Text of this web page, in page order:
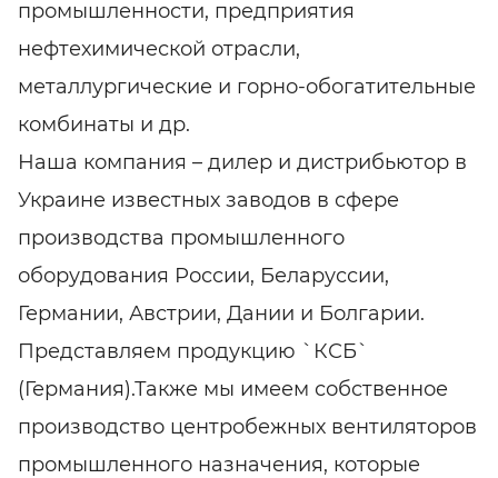
промышленности, предприятия
нефтехимической отрасли,
металлургические и горно-обогатительные
комбинаты и др.
Наша компания – дилер и дистрибьютор в
Украине известных заводов в сфере
производства промышленного
оборудования России, Беларуссии,
Германии, Австрии, Дании и Болгарии.
Представляем продукцию `КСБ`
(Германия).Также мы имеем собственное
производство центробежных вентиляторов
промышленного назначения, которые